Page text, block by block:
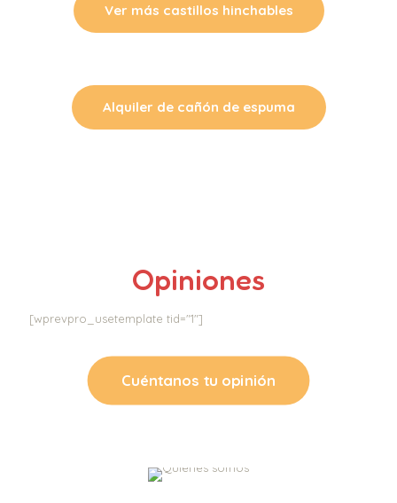
Ver más castillos hinchables
Alquiler de cañón de espuma
Opiniones
[wprevpro_usetemplate tid="1"]
Cuéntanos tu opinión